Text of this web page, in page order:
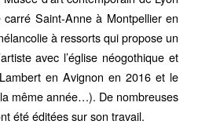
Saint-Anne à Montpellier en
à ressorts qui propose un
avec l’église néogothique et
en Avignon en 2016 et le
même année…). De nombreuses
été éditées sur son travail.